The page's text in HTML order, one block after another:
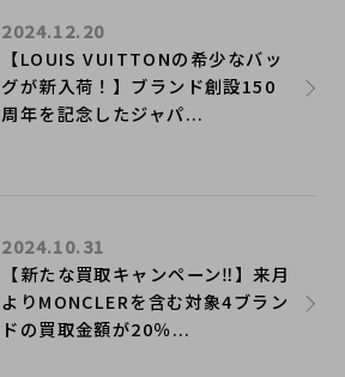
【LOUIS VUITTONの希少なバッ
グが新入荷！】ブランド創設150
周年を記念したジャパ...
2024.12.20
【新たな買取キャンペーン‼】来月
よりMONCLERを含む対象4ブラン
ドの買取金額が20％...
2024.10.31